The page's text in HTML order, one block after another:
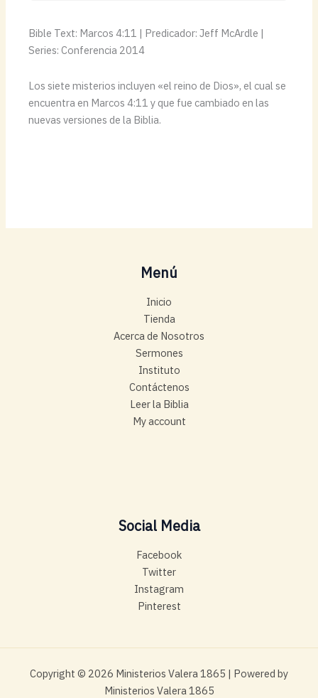
Bible Text: Marcos 4:11 | Predicador: Jeff McArdle |
Series: Conferencia 2014
Los siete misterios incluyen «el reino de Dios», el cual se
encuentra en Marcos 4:11 y que fue cambiado en las
nuevas versiones de la Biblia.
Menú
Inicio
Tienda
Acerca de Nosotros
Sermones
Instituto
Contáctenos
Leer la Biblia
My account
Social Media
Facebook
Twitter
Instagram
Pinterest
Copyright © 2026 Ministerios Valera 1865 | Powered by
Ministerios Valera 1865